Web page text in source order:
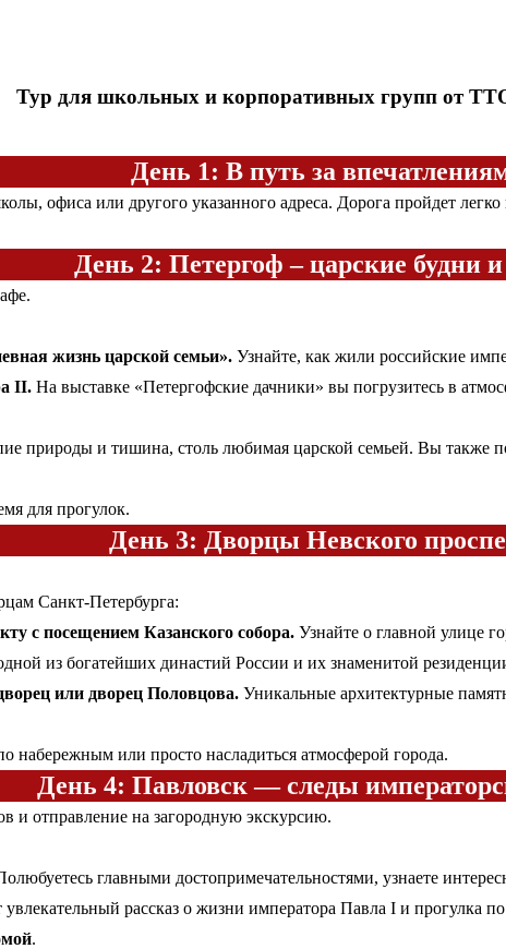
Тур для школьных и корпоративных групп от
День 1: В путь за
офиса или другого указанного адреса. Дорога пройдет
День 2: Петергоф – царские будни
жизнь царской семьи». Узнайте, как жили российские
II. На выставке «Петергофские дачники» вы погрузитесь в
природы и тишина, столь любимая царской семьей. Вы также
для прогулок.
День 3: Дворцы Невского
Санкт-Петербурга:
с посещением Казанского собора. Узнайте о главной улице
из богатейших династий России и их знаменитой
или дворец Половцова. Уникальные архитектурные
набережным или просто насладиться атмосферой города.
День 4: Павловск — следы
и отправление на загородную экскурсию.
главными достопримечательностями, узнаете
увлекательный рассказ о жизни императора Павла I и прогулка
.